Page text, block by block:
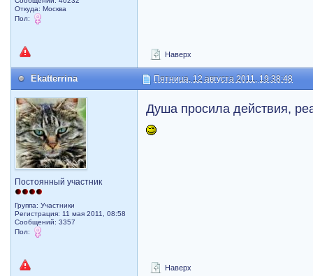
Откуда: Москва
Пол:
Наверх
Ekatterrina Пятница, 12 августа 2011, 19:38:48
Постоянный участник
Группа: Участники
Регистрация: 11 мая 2011, 08:58
Сообщений: 3357
Пол:
Душа просила действия,
Наверх